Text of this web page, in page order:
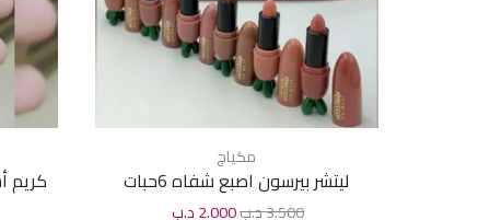
مكياج
ليتشر بيرسون اصبع شفاه 6حبات
3.500د.ب2.000د.ب